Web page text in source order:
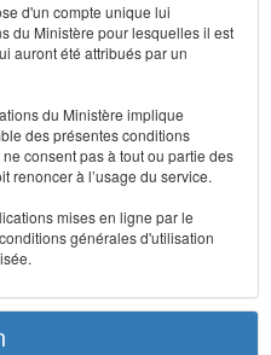
d'un compte unique lui
du Ministère pour lesquelles il est
auront été attribués par un
du Ministère implique
des présentes conditions
consent pas à tout ou partie des
renoncer à l’usage du service.
mises en ligne par le
générales d'utilisation